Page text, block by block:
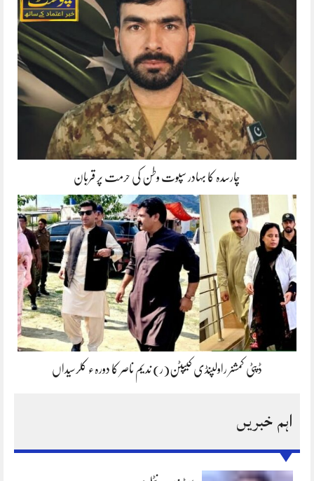
چارسدہ کا بہادر سپوت وطن کی حرمت پر قربان
ڈپٹی کمشنر راولپنڈی کیپٹن(ر) ندیم ناصر کا دورہء کلرسیداں
اہم خبریں